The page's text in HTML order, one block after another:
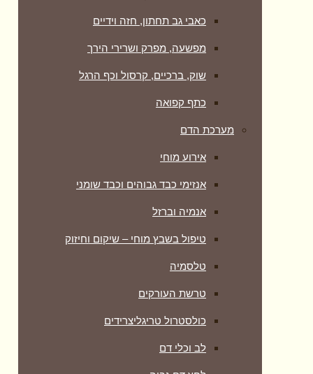
כאבי גב תחתון, חזה וידיים
מפשעה, מפרק ושרירי הירך
שוק, ברכיים, קרסול וכף הרגל
כתף קפואה
מערכת הדם
אירוע מוחי
אנזימי כבד גבוהים וכבד שומני
אנמיה וברזל
טיפול בשבץ מוחי – שיקום וחיזוק
טלסמיה
טרשת העורקים
כולסטרול טריגליצרידים
לב וכלי דם